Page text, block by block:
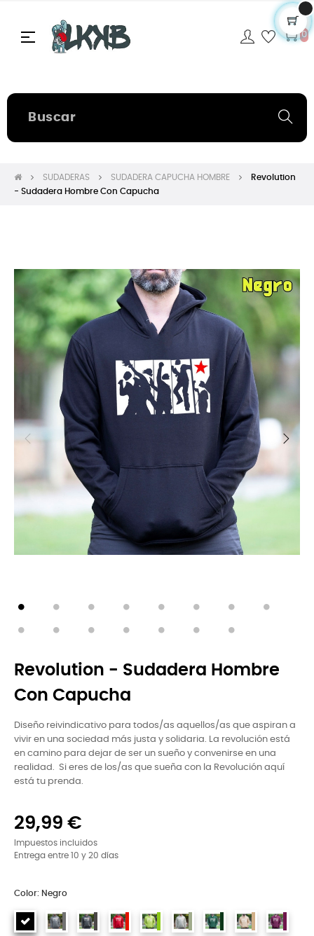
Navegación
☰ 0
SUDADERAS SUDADERA CAPUCHA HOMBRE
Revolution
- Sudadera Hombre Con Capucha
Revolution - Sudadera Hombre
Con Capucha
Diseño reivindicativo para todos/as aquellos/as que aspiran a
vivir en una sociedad más justa y solidaria. La revolución está
en camino para dejar de ser un sueño y convenirse en una
realidad. Si eres de los/as que sueña con la Revolución aquí
está tu prenda.
29,99 €
Impuestos incluidos
Entrega entre 10 y 20 días
Color: Negro